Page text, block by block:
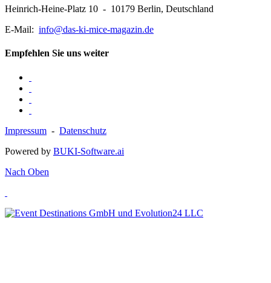
Heinrich-Heine-Platz 10 - 10179 Berlin, Deutschland
E-Mail: info@das-ki-mice-magazin.de
Empfehlen Sie uns weiter
Impressum - Datenschutz
Powered by BUKI-Software.ai
Nach Oben